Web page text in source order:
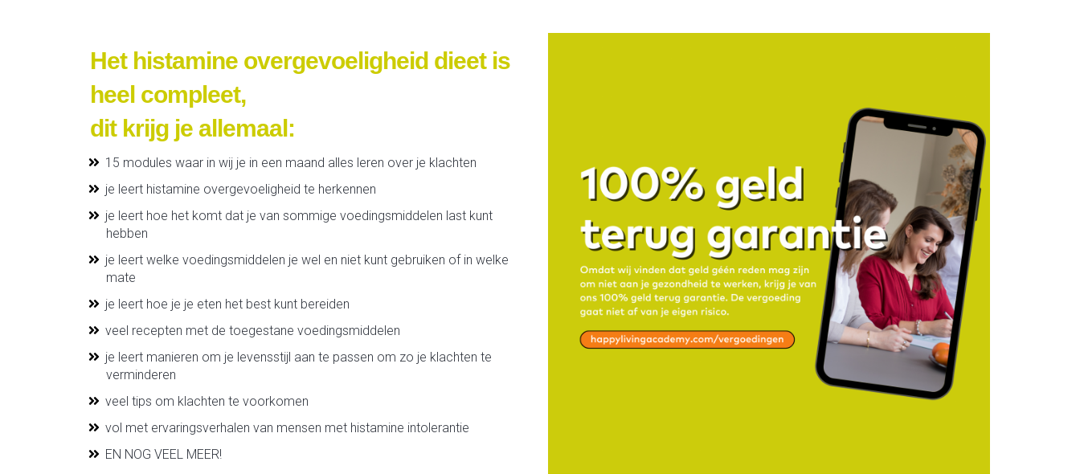
Het histamine overgevoeligheid dieet is
heel compleet,
dit krijg je allemaal:
15 modules waar in wij je in een maand alles leren over je klachten
je leert histamine overgevoeligheid te herkennen
je leert hoe het komt dat je van sommige voedingsmiddelen last kunt
hebben
je leert welke voedingsmiddelen je wel en niet kunt gebruiken of in welke
mate
je leert hoe je je eten het best kunt bereiden
veel recepten met de toegestane voedingsmiddelen
je leert manieren om je levensstijl aan te passen om zo je klachten te
verminderen
veel tips om klachten te voorkomen
vol met ervaringsverhalen van mensen met histamine intolerantie
EN NOG VEEL MEER!